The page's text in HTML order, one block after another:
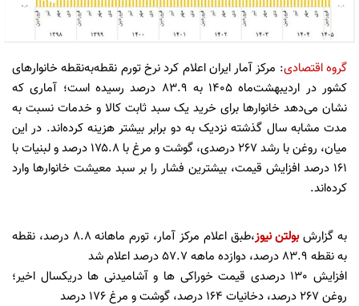
گروه اقتصادی: مرکز آمار ایران اعلام کرد نرخ تورم نقطه‌به‌نقطه خانوارهای
کشور در اردیبهشت‌ماه ۱۴۰۵ به ۸۳.۹ درصد رسیده است؛ آماری که
نشان می‌دهد خانوارها برای خرید یک سبد ثابت کالا و خدمات نسبت به
مدت مشابه سال گذشته نزدیک به دو برابر بیشتر هزینه کرده‌اند. در این
میان، روغن با رشد ۲۶۷ درصدی، گوشت و مرغ با ۱۷۵.۸ درصد و لبنیات با
۱۶۱ درصد افزایش قیمت، بیشترین فشار را بر سبد معیشت خانوارها وارد
کرده‌اند.
به گزارشبولتن نیوز
،طبق اعلام مرکز آمار، تورم ماهانه 8.8 درصد، نقطه
به نقطه 83.9 درصد، دوازده ماهه 57.7 درصد اعلام شد
افزایش 130 درصدی قیمت خوراکی ها و آشامیدنی ها دریکسال اخیر؛
روغن 267 درصد، دخانیات 164 درصد، گوشت و مرغ 176 درصد